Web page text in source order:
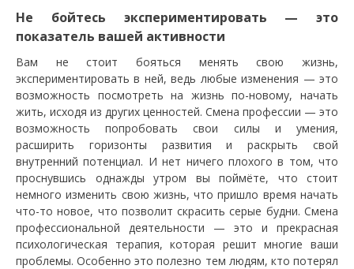
Не бойтесь экспериментировать — это
показатель вашей активности
Вам не стоит бояться менять свою жизнь,
экспериментировать в ней, ведь любые изменения — это
возможность посмотреть на жизнь по-новому, начать
жить, исходя из других ценностей. Смена профессии — это
возможность попробовать свои силы и умения,
расширить горизонты развития и раскрыть свой
внутренний потенциал. И нет ничего плохого в том, что
проснувшись однажды утром вы поймёте, что стоит
немного изменить свою жизнь, что пришло время начать
что-то новое, что позволит скрасить серые будни. Смена
профессиональной деятельности — это и прекрасная
психологическая терапия, которая решит многие ваши
проблемы. Особенно это полезно тем людям, кто потерял